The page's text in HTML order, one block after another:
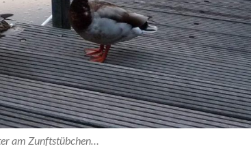
am Zunftstübchen…